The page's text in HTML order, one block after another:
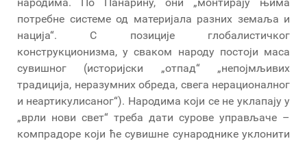
потребне системе од материјала разних земаља и
нација“. С позиције глобалистичког
конструкционизма, у сваком народу постоји маса
сувишног (историјски „отпад“ „непојмљивих
традиција, неразумних обреда, свега нерационалног
и неартикулисаног“). Народима који се не уклапају у
„врли нови свет“ треба дати сурове управљаче –
компрадоре који ће сувишне сународнике уклонити